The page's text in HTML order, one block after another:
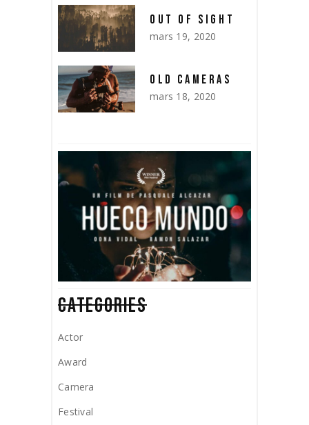
OUT OF SIGHT
mars 19, 2020
OLD CAMERAS
mars 18, 2020
CATEGORIES
Actor
Award
Camera
Festival